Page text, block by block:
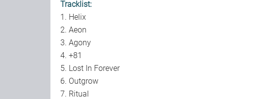
Tracklist:
1. Helix
2. Aeon
3. Agony
4. +81
5. Lost In Forever
6. Outgrow
7. Ritual